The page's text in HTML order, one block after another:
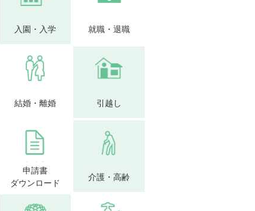
入園・入学 就職・退職
結婚・離婚 引越し
申請書
ダウンロード
介護・高齢